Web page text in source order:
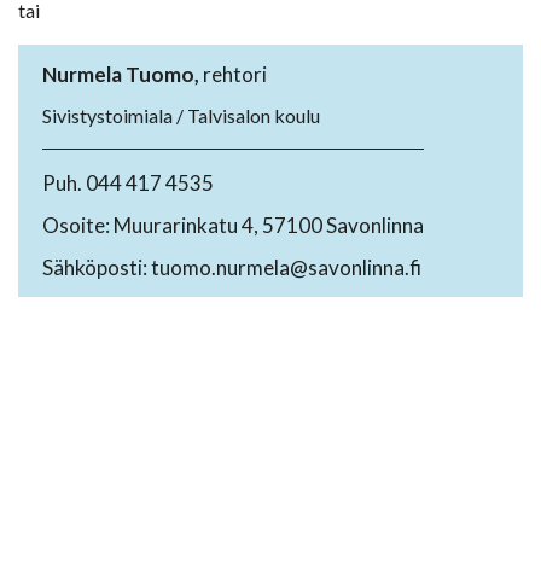
tai
Nurmela Tuomo, rehtori
Sivistystoimiala / Talvisalon koulu
Puh. 044 417 4535
Osoite: Muurarinkatu 4, 57100 Savonlinna
Sähköposti: tuomo.nurmela@savonlinna.fi